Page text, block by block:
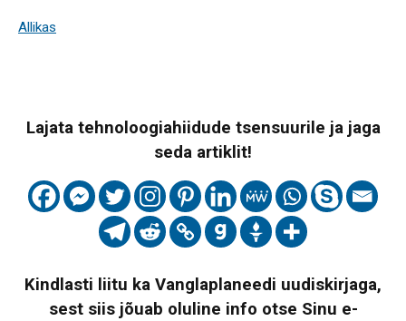
Allikas
Lajata tehnoloogiahiidude tsensuurile ja jaga
seda artiklit!
Kindlasti liitu ka Vanglaplaneedi uudiskirjaga,
sest siis jõuab oluline info otse Sinu e-